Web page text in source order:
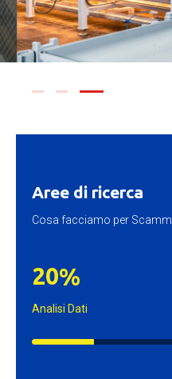
Aree di ricerca
Cosa facciamo per Scamm
20%
Analisi Dati